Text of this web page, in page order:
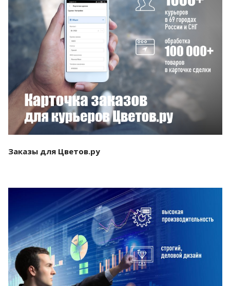
Смотреть проект
Заказы для Цветов.ру
Смотреть проект